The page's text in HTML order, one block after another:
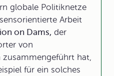
globale Politiknetze
Arbeit
on Dams, der
von
hat,
für ein solches